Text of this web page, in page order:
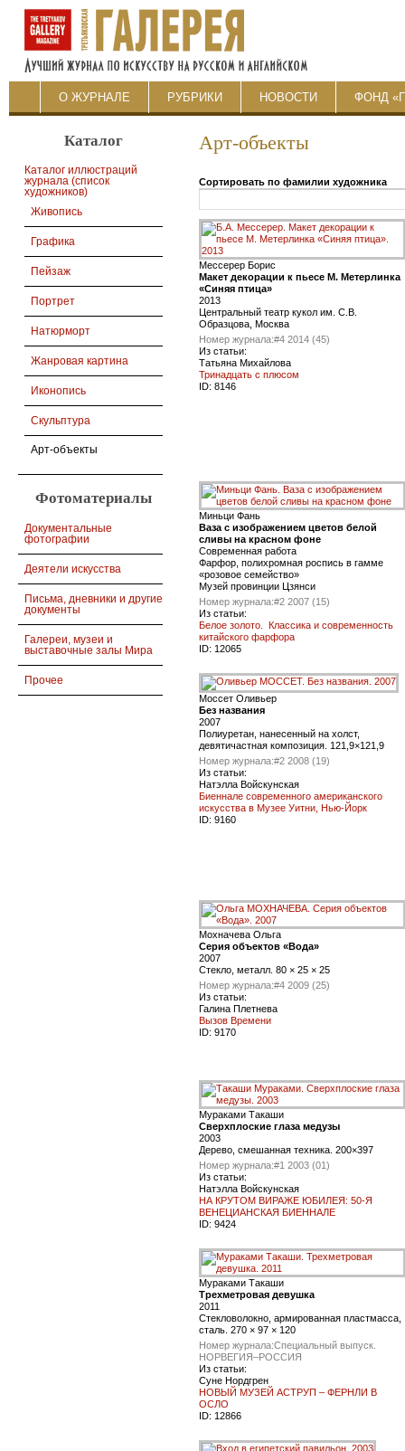
О ЖУРНАЛЕ РУБРИКИ НОВОСТИ ФОНД
Каталог
Каталог иллюстраций
журнала (список
художников)
Живопись
Графика
Пейзаж
Портрет
Натюрморт
Жанровая картина
Иконопись
Скульптура
Арт-объекты
Фотоматериалы
Документальные
фотографии
Деятели искусства
Письма, дневники и другие
документы
Галереи, музеи и
выставочные залы Мира
Прочее
Арт-объекты
Сортировать по фамилии художника
Мессерер Борис
Макет декорации к пьесе М. Метерлинка
«Синяя птица»
2013
Центральный театр кукол им. С.В.
Образцова, Москва
Номер журнала:#4 2014 (45)
Из статьи:
Татьяна Михайлова
Тринадцать с плюсом
ID: 8146
Миньци Фань
Ваза с изображением цветов белой
сливы на красном фоне
Современная работа
Фарфор, полихромная роспись в гамме
«розовое семейство»
Музей провинции Цзянси
Номер журнала:#2 2007 (15)
Из статьи:
Белое золото. Классика и современность
китайского фарфора
ID: 12065
Моссет Оливьер
Без названия
2007
Полиуретан, нанесенный на холст,
девятичастная композиция. 121,9×121,9
Номер журнала:#2 2008 (19)
Из статьи:
Натэлла Войскунская
Биеннале современного американского
искусства в Музее Уитни, Нью-Йорк
ID: 9160
Мохначева Ольга
Серия объектов «Вода»
2007
Стекло, металл. 80 × 25 × 25
Номер журнала:#4 2009 (25)
Из статьи:
Галина Плетнева
Вызов Времени
ID: 9170
Мураками Такаши
Сверхплоские глаза медузы
2003
Дерево, смешанная техника. 200×397
Номер журнала:#1 2003 (01)
Из статьи:
Натэлла Войскунская
НА КРУТОМ ВИРАЖЕ ЮБИЛЕЯ: 50-Я
ВЕНЕЦИАНСКАЯ БИЕННАЛЕ
ID: 9424
Мураками Такаши
Трехметровая девушка
2011
Стекловолокно, армированная пластмасса,
сталь. 270 × 97 × 120
Номер журнала:Специальный выпуск.
НОРВЕГИЯ–РОССИЯ
Из статьи:
Суне Нордгрен
НОВЫЙ МУЗЕЙ АСТРУП – ФЕРНЛИ В
ОСЛО
ID: 12866